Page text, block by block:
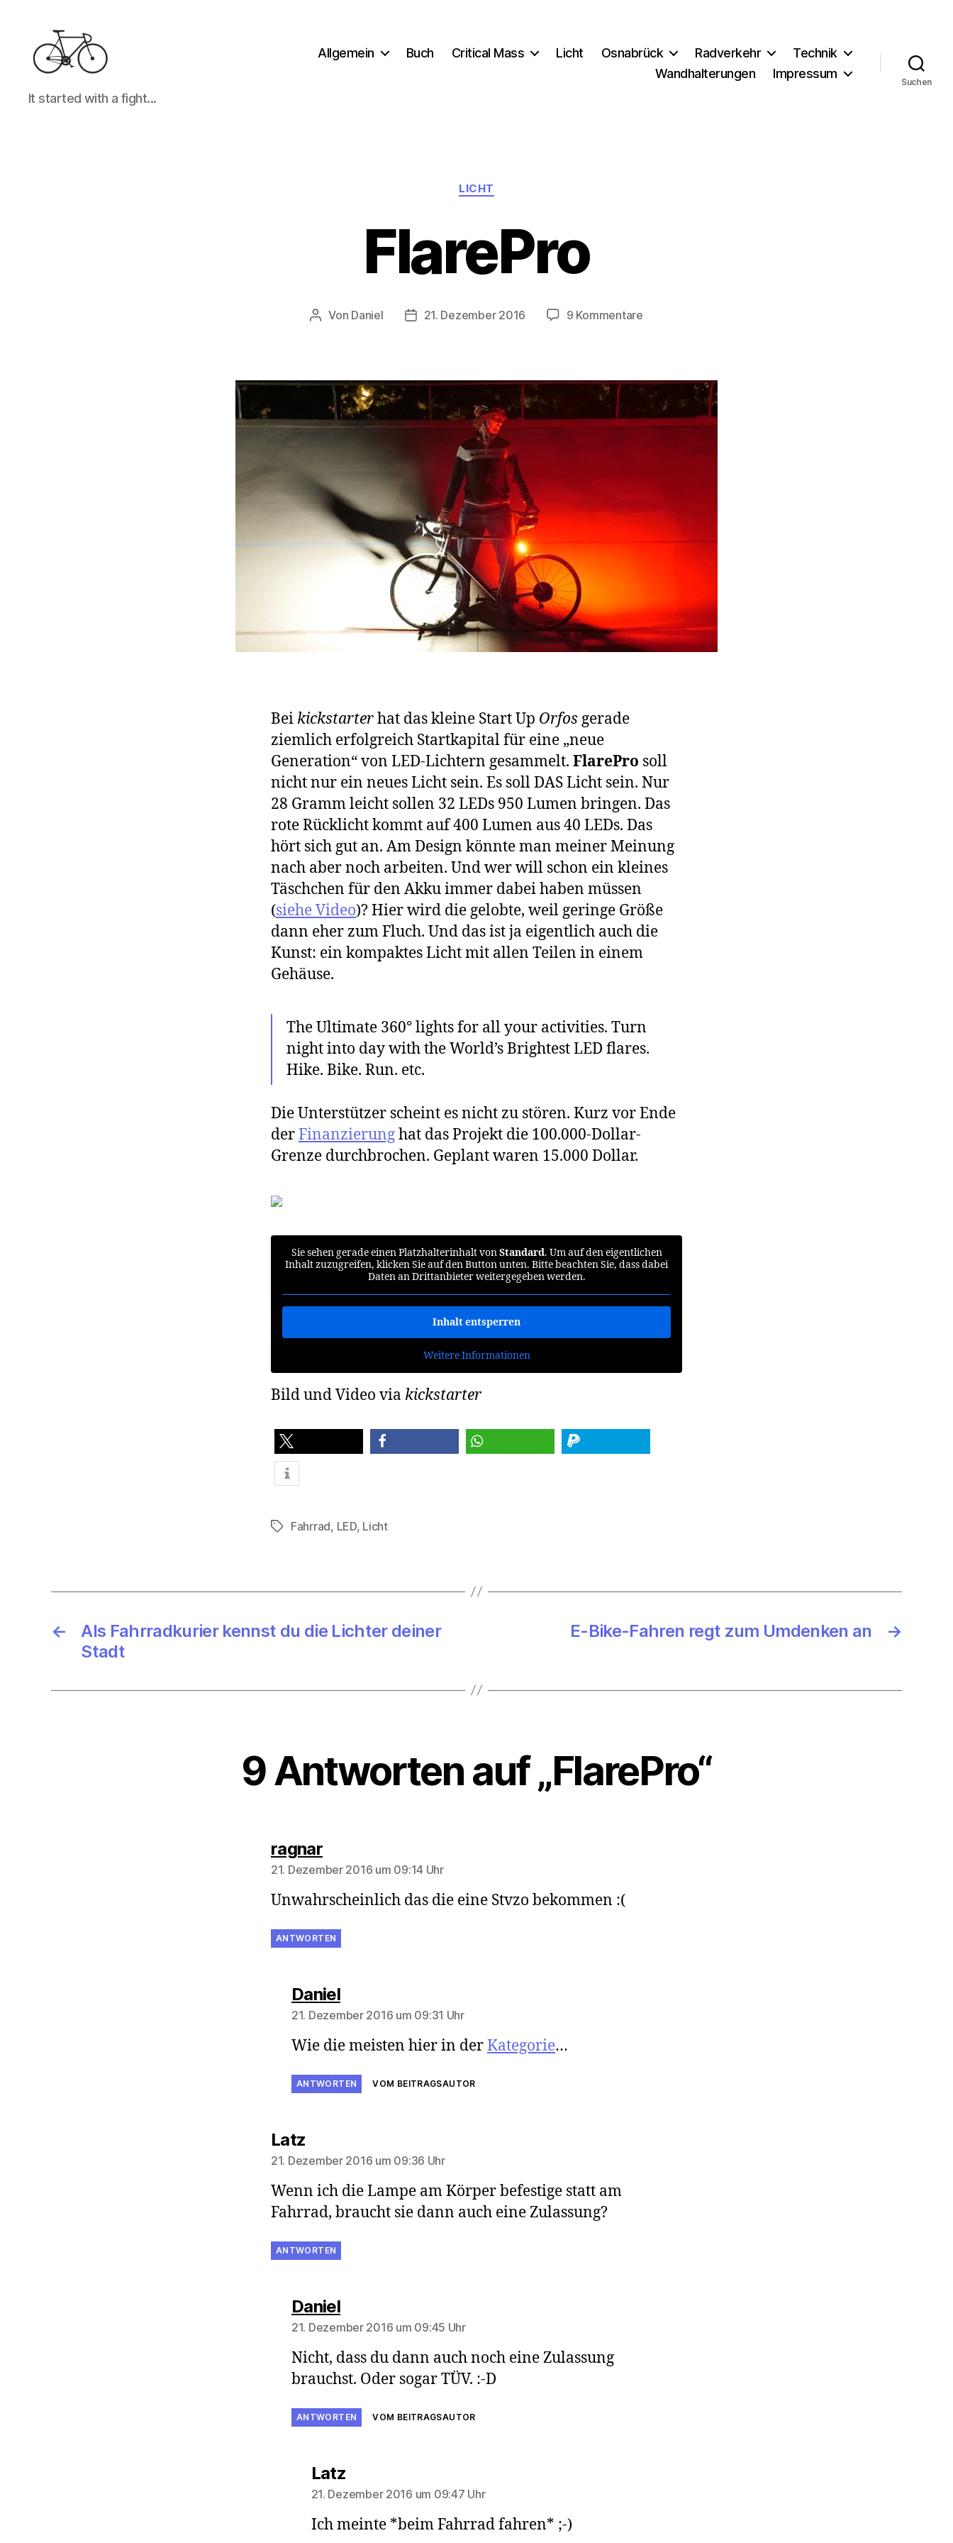
It
started
It started with a fight...
Allgemein Buch Critical Mass Licht Osnabrück Radverkehr
Technik
Wandhalterungen
Impressum
Suchen
Kategorien
LICHT
FlarePro
Beitragsautor
Von Daniel Beitragsdatum
21. Dezember 2016 9 Kommentarezu
Bei kickstarterhat das kleine Start Up Orfos gerade
ziemlich erfolgreich Startkapital für eine „neue
Generation“ von LED-Lichtern gesammelt. FlarePro soll
nicht nur ein neues Licht sein. Es soll DAS Licht sein. Nur
28 Gramm leicht sollen 32 LEDs 950 Lumen bringen. Das
rote Rücklicht kommt auf 400 Lumen aus 40 LEDs. Das
hört sich gut an. Am Design könnte man meiner Meinung
nach aber noch arbeiten. Und wer will schon ein kleines
Täschchen für den Akku immer dabei haben müssen
(siehe Video)? Hier wird die gelobte, weil geringe Größe
dann eher zum Fluch. Und das ist ja eigentlich auch die
Kunst: ein kompaktes Licht mit allen Teilen in einem
Gehäuse.
The Ultimate 360° lights for all your activities. Turn
night into day with the World’s Brightest LED flares.
Hike. Bike. Run. etc.
Die Unterstützer scheint es nicht zu stören. Kurz vor Ende
derFinanzierunghat das Projekt die 100.000-Dollar-
Grenze durchbrochen. Geplant waren 15.000 Dollar.
Sie sehen gerade einen Platzhalterinhalt vonStandard. Um auf den eigentlichen
Inhalt zuzugreifen, klicken Sie auf den Button unten. Bitte beachten Sie, dass dabei
Daten an Drittanbieter weitergegeben werden.
Inhalt entsperren
Weitere Informationen
Bild und Video via kickstarter
teilen
Schlagwörter
Fahrrad, LED, Licht
←
Als Fahrradkurier kennst du die Lichter deiner
Stadt
→
E-Bike-Fahren regt zum Umdenken an
9 Antworten auf „FlarePro“
ragnarsagt:
21. Dezember 2016 um 09:14 Uhr
Unwahrscheinlich das die eine Stvzo bekommen :(
ANTWORTEN
Danielsagt:
21. Dezember 2016 um 09:31 Uhr
Wie die meisten hier in derKategorie…
ANTWORTEN VOM BEITRAGSAUTOR
Latz
21. Dezember 2016 um 09:36 Uhr
Wenn ich die Lampe am Körper befestige statt am
Fahrrad, braucht sie dann auch eine Zulassung?
ANTWORTEN
Danielsagt:
21. Dezember 2016 um 09:45 Uhr
Nicht, dass du dann auch noch eine Zulassung
brauchst. Oder sogar TÜV. :-D
ANTWORTEN VOM BEITRAGSAUTOR
Latzsagt:
21. Dezember 2016 um 09:47 Uhr
Ich meinte *beim Fahrrad fahren* ;-)